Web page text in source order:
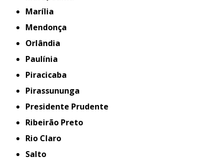
Marília
Mendonça
Orlândia
Paulínia
Piracicaba
Pirassununga
Presidente Prudente
Ribeirão Preto
Rio Claro
Salto